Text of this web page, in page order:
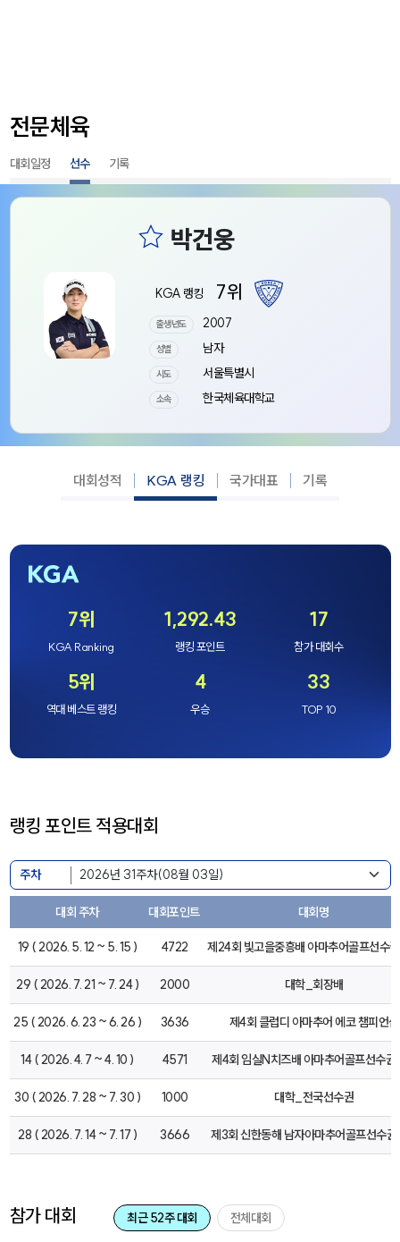
전문체육
대회일정 선수 기록
KGA 랭킹 7위
출생년도 2007
성별 남자
시도 서울특별시
소속 한국체육대학교
대회성적 KGA 랭킹 국가대표 기록
7위
KGA Ranking
1,292.43
랭킹 포인트
17
참가 대회수
5위
역대 베스트 랭킹
4
우승
33
TOP 10
랭킹 포인트 적용대회
주차
대회 주차 대회포인트 대회명
19 ( 2026. 5. 12 ~ 5. 15 ) 4722 제24회 빛고을중흥배 아마추어골프선수
29 ( 2026. 7. 21 ~ 7. 24 ) 2000 대학_회장배
25 ( 2026. 6. 23 ~ 6. 26 ) 3636 제4회 클럽디 아마추어 에코 챔피언십
14 ( 2026. 4. 7 ~ 4. 10 ) 4571 제4회 임실N치즈배 아마추어골프선수권
30 ( 2026. 7. 28 ~ 7. 30 ) 1000 대학_전국선수권
28 ( 2026. 7. 14 ~ 7. 17 ) 3666 제3회 신한동해 남자아마추어골프선수권
참가 대회 최근 52주 대회 전체대회